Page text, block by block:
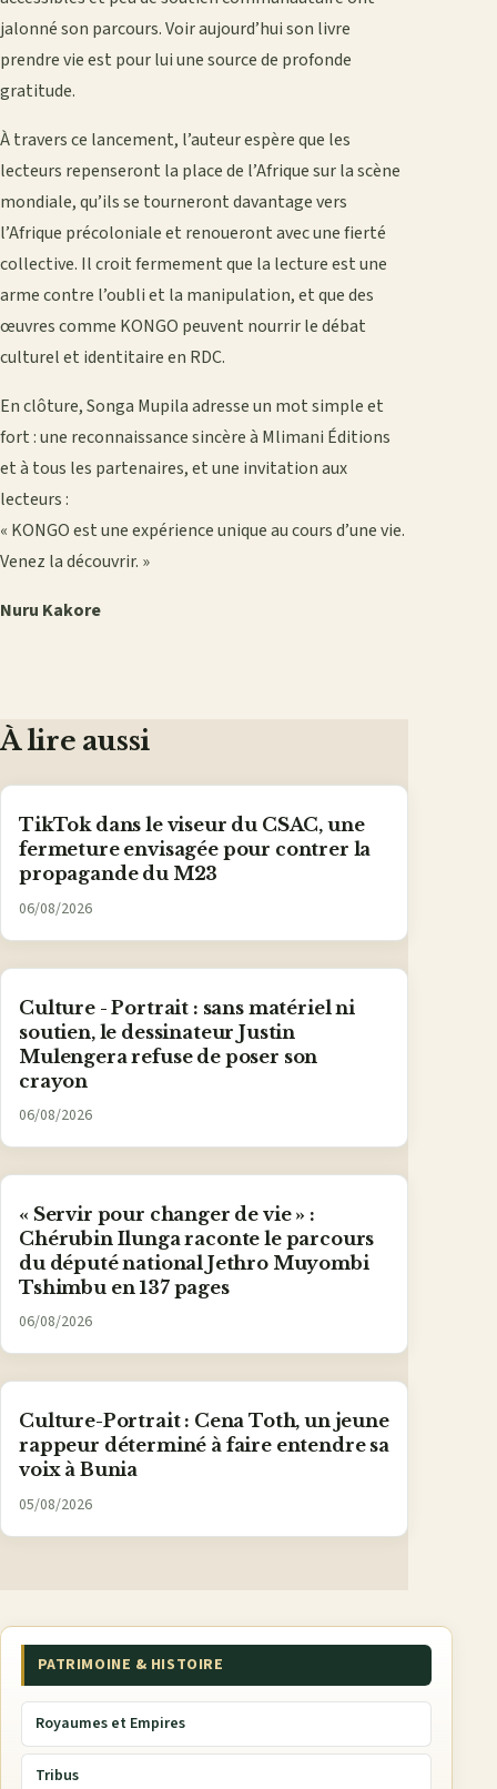
jalonné son parcours. Voir aujourd’hui son livre
prendre vie est pour lui une source de profonde
gratitude.
À travers ce lancement, l’auteur espère que les
lecteurs repenseront la place de l’Afrique sur la scène
mondiale, qu’ils se tourneront davantage vers
l’Afrique précoloniale et renoueront avec une fierté
collective. Il croit fermement que la lecture est une
arme contre l’oubli et la manipulation, et que des
œuvres comme KONGO peuvent nourrir le débat
culturel et identitaire en RDC.
En clôture, Songa Mupila adresse un mot simple et
fort : une reconnaissance sincère à Mlimani Éditions
et à tous les partenaires, et une invitation aux
lecteurs :
« KONGO est une expérience unique au cours d’une vie.
Venez la découvrir. »
Nuru Kakore
À lire aussi
TikTok dans le viseur du CSAC, une
fermeture envisagée pour contrer la
propagande du M23
06/08/2026
Culture - Portrait : sans matériel ni
soutien, le dessinateur Justin
Mulengera refuse de poser son
crayon
06/08/2026
« Servir pour changer de vie » :
Chérubin Ilunga raconte le parcours
du député national Jethro Muyombi
Tshimbu en 137 pages
06/08/2026
Culture-Portrait : Cena Toth, un jeune
rappeur déterminé à faire entendre sa
voix à Bunia
05/08/2026
PATRIMOINE & HISTOIRE
Royaumes et Empires
Tribus